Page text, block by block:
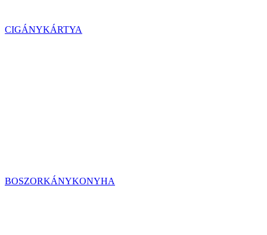
CIGÁNYKÁRTYA
BOSZORKÁNYKONYHA